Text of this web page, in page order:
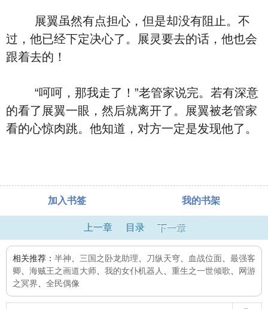
展翼虽然有点担心，但是却没有阻止。不
过，他已经下定决心了。展灵要去的话，他也会
跟着去的！
“呵呵，那我走了！”老管家说完。若有深意
的看了展翼一眼，然后就离开了。展翼被老管家
看的心惊肉跳。他知道，对方一定是发现他了。
加入书签 我的书架
上一章 目录 下一章
相关推荐： 半神 三国之卧龙助理 刀纵天穹 血战位面
最强客
卿
海贼王之画道大师 我的女仆机器人 重生之一世倾歌
网游
之冥界
全民偶像